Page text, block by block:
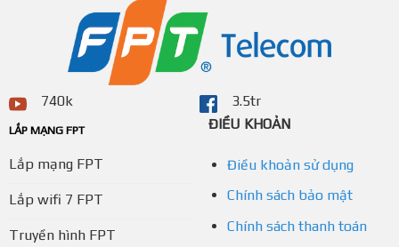
740k 3.5tr
LẮP MẠNG FPT
Lắp mạng FPT
Lắp wifi 7 FPT
Truyền hình FPT
ĐIỀU KHOẢN
Điều khoản sử dụng
Chính sách bảo mật
Chính sách thanh toán